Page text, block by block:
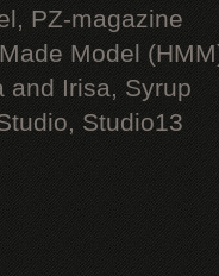
PZ-magazine
Model
and Irisa, Syrup
Studio13